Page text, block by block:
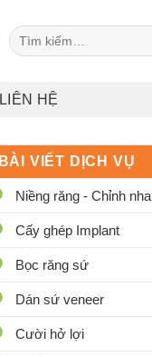
Tìm
kiếm:
LIÊN HỆ
BÀI VIẾT DỊCH VỤ
Niềng răng - Chỉnh nha
Cấy ghép Implant
Bọc răng sứ
Dán sứ veneer
Cười hở lợi